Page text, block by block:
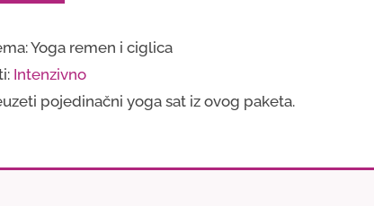
Yoga remen i ciglica
Intenzivno
pojedinačni yoga sat iz ovog paketa.